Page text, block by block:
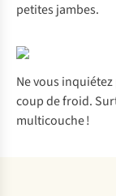
petites jambes.
Ne vous
coup de froid.
multicouche!